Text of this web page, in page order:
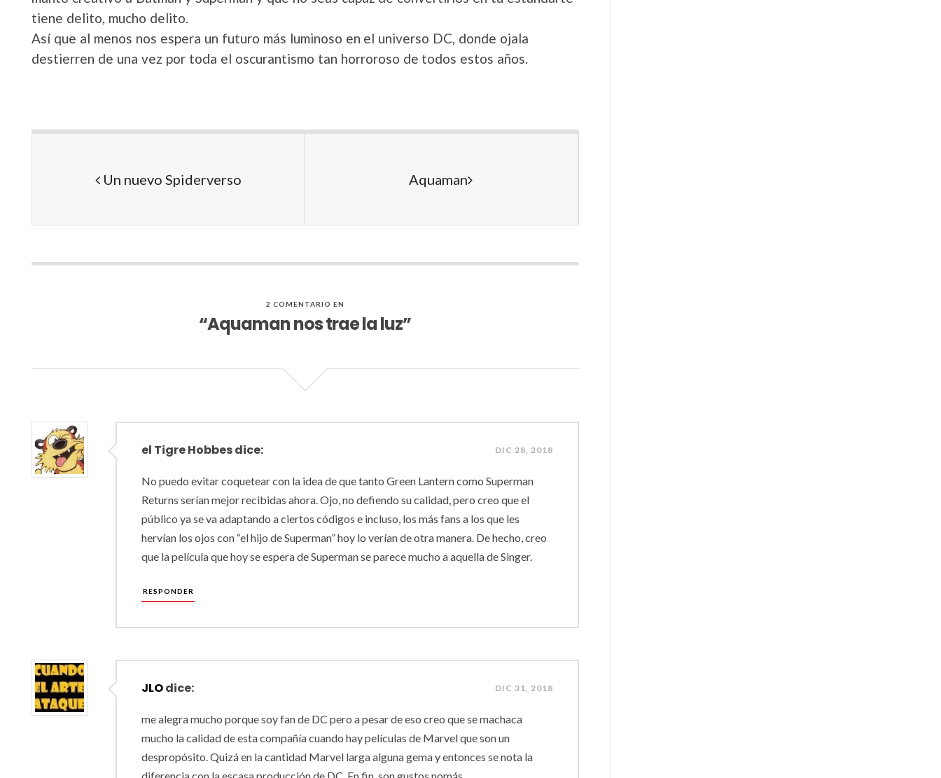
tiene delito, mucho delito.
Así que al menos nos espera un futuro más luminoso en el universo DC, donde ojala
destierren de una vez por toda el oscurantismo tan horroroso de todos estos años.
Un nuevo Spiderverso Aquaman
2 COMENTARIO EN
“Aquaman nos trae la luz”
el Tigre Hobbes dice: DIC 28, 2018
No puedo evitar coquetear con la idea de que tanto Green Lantern como Superman
Returns serían mejor recibidas ahora. Ojo, no defiendo su calidad, pero creo que el
público ya se va adaptando a ciertos códigos e incluso, los más fans a los que les
hervían los ojos con “el hijo de Superman” hoy lo verían de otra manera. De hecho, creo
que la película que hoy se espera de Superman se parece mucho a aquella de Singer.
RESPONDER
JLOdice: DIC 31, 2018
me alegra mucho porque soy fan de DC pero a pesar de eso creo que se machaca
mucho la calidad de esta compañía cuando hay películas de Marvel que son un
despropósito. Quizá en la cantidad Marvel larga alguna gema y entonces se nota la